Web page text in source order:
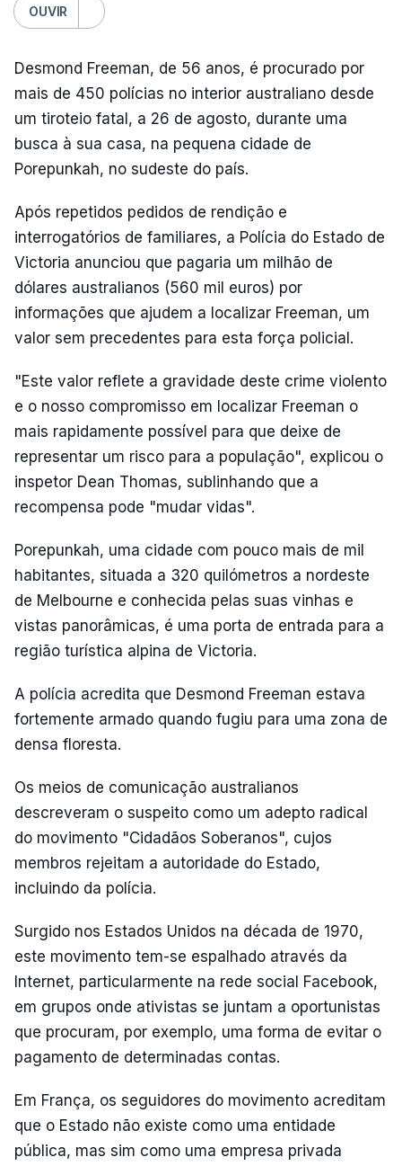
OUVIR
Desmond Freeman, de 56 anos, é procurado por
mais de 450 polícias no interior australiano desde
um tiroteio fatal, a 26 de agosto, durante uma
busca à sua casa, na pequena cidade de
Porepunkah, no sudeste do país.
Após repetidos pedidos de rendição e
interrogatórios de familiares, a Polícia do Estado de
Victoria anunciou que pagaria um milhão de
dólares australianos (560 mil euros) por
informações que ajudem a localizar Freeman, um
valor sem precedentes para esta força policial.
"Este valor reflete a gravidade deste crime violento
e o nosso compromisso em localizar Freeman o
mais rapidamente possível para que deixe de
representar um risco para a população", explicou o
inspetor Dean Thomas, sublinhando que a
recompensa pode "mudar vidas".
Porepunkah, uma cidade com pouco mais de mil
habitantes, situada a 320 quilómetros a nordeste
de Melbourne e conhecida pelas suas vinhas e
vistas panorâmicas, é uma porta de entrada para a
região turística alpina de Victoria.
A polícia acredita que Desmond Freeman estava
fortemente armado quando fugiu para uma zona de
densa floresta.
Os meios de comunicação australianos
descreveram o suspeito como um adepto radical
do movimento "Cidadãos Soberanos", cujos
membros rejeitam a autoridade do Estado,
incluindo da polícia.
Surgido nos Estados Unidos na década de 1970,
este movimento tem-se espalhado através da
Internet, particularmente na rede social Facebook,
em grupos onde ativistas se juntam a oportunistas
que procuram, por exemplo, uma forma de evitar o
pagamento de determinadas contas.
Em França, os seguidores do movimento acreditam
que o Estado não existe como uma entidade
pública, mas sim como uma empresa privada